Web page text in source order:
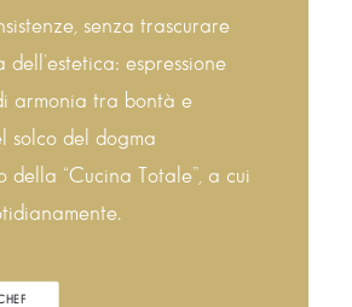
senza trascurare
dell’estetica: espressione
armonia tra bontà e
solco del dogma
della “Cucina Totale”, a cui